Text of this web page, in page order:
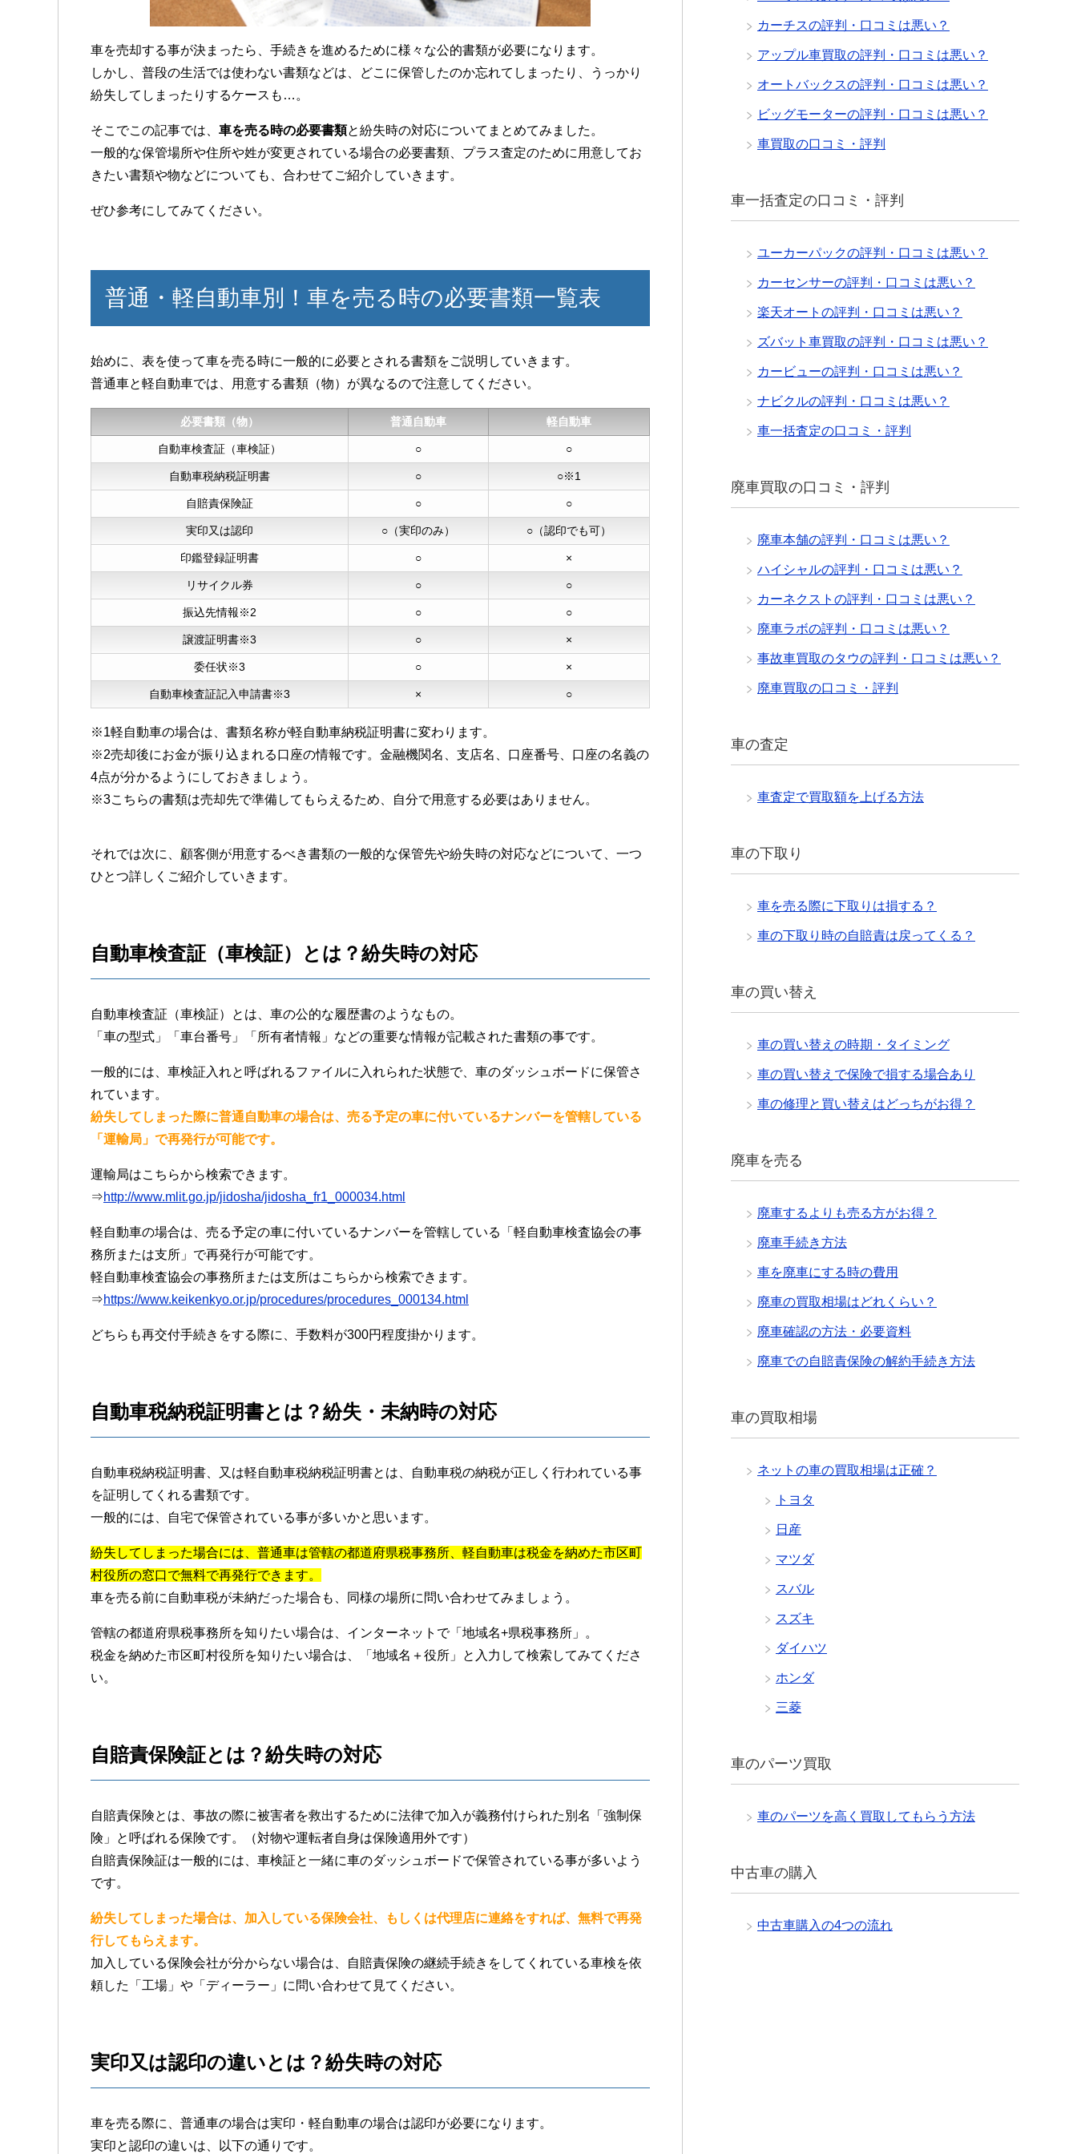
車を売却する事が決まったら、手続きを進めるために様々な公的書類が必要になります。
しかし、普段の生活では使わない書類などは、どこに保管したのか忘れてしまったり、うっかり
紛失してしまったりするケースも…。
そこでこの記事では、 車を売る時の必要書類と紛失時の対応についてまとめてみました。
一般的な保管場所や住所や姓が変更されている場合の必要書類、プラス査定のために用意してお
きたい書類や物などについても、合わせてご紹介していきます。
ぜひ参考にしてみてください。
普通・軽自動車別！車を売る時の必要書類一覧表
始めに、表を使って車を売る時に一般的に必要とされる書類をご説明していきます。
普通車と軽自動車では、用意する書類（物）が異なるので注意してください。
必要書類（物） 普通自動車 軽自動車
自動車検査証（車検証） ○ ○
自動車税納税証明書 ○ ○※1
自賠責保険証 ○ ○
実印又は認印 ○（実印のみ） ○（認印でも可）
印鑑登録証明書 ○ ×
リサイクル券 ○ ○
振込先情報※2 ○ ○
譲渡証明書※3 ○ ×
委任状※3 ○ ×
自動車検査証記入申請書※3 × ○
※1軽自動車の場合は、書類名称が軽自動車納税証明書に変わります。
※2売却後にお金が振り込まれる口座の情報です。金融機関名、支店名、口座番号、口座の名義の
4点が分かるようにしておきましょう。
※3こちらの書類は売却先で準備してもらえるため、自分で用意する必要はありません。
それでは次に、顧客側が用意するべき書類の一般的な保管先や紛失時の対応などについて、一つ
ひとつ詳しくご紹介していきます。
自動車検査証（車検証）とは？紛失時の対応
自動車検査証（車検証）とは、車の公的な履歴書のようなもの。
「車の型式」「車台番号」「所有者情報」などの重要な情報が記載された書類の事です。
一般的には、車検証入れと呼ばれるファイルに入れられた状態で、車のダッシュボードに保管さ
れています。
紛失してしまった際に普通自動車の場合は、売る予定の車に付いているナンバーを管轄している
「運輸局」で再発行が可能です。
運輸局はこちらから検索できます。
⇒http://www.mlit.go.jp/jidosha/jidosha_fr1_000034.html
軽自動車の場合は、売る予定の車に付いているナンバーを管轄している「軽自動車検査協会の事
務所または支所」で再発行が可能です。
軽自動車検査協会の事務所または支所はこちらから検索できます。
⇒https://www.keikenkyo.or.jp/procedures/procedures_000134.html
どちらも再交付手続きをする際に、手数料が300円程度掛かります。
自動車税納税証明書とは？紛失・未納時の対応
自動車税納税証明書、又は軽自動車税納税証明書とは、自動車税の納税が正しく行われている事
を証明してくれる書類です。
一般的には、自宅で保管されている事が多いかと思います。
紛失してしまった場合には、普通車は管轄の都道府県税事務所、軽自動車は税金を納めた市区町
村役所の窓口で無料で再発行できます。
車を売る前に自動車税が未納だった場合も、同様の場所に問い合わせてみましょう。
管轄の都道府県税事務所を知りたい場合は、インターネットで「地域名+県税事務所」。
税金を納めた市区町村役所を知りたい場合は、「地域名＋役所」と入力して検索してみてくださ
い。
自賠責保険証とは？紛失時の対応
自賠責保険とは、事故の際に被害者を救出するために法律で加入が義務付けられた別名「強制保
険」と呼ばれる保険です。（対物や運転者自身は保険適用外です）
自賠責保険証は一般的には、車検証と一緒に車のダッシュボードで保管されている事が多いよう
です。
紛失してしまった場合は、加入している保険会社、もしくは代理店に連絡をすれば、無料で再発
行してもらえます。
加入している保険会社が分からない場合は、自賠責保険の継続手続きをしてくれている車検を依
頼した「工場」や「ディーラー」に問い合わせて見てください。
実印又は認印の違いとは？紛失時の対応
車を売る際に、普通車の場合は実印・軽自動車の場合は認印が必要になります。
実印と認印の違いは、以下の通りです。
カーチスの評判・口コミは悪い？
アップル車買取の評判・口コミは悪い？
オートバックスの評判・口コミは悪い？
ビッグモーターの評判・口コミは悪い？
車買取の口コミ・評判
車一括査定の口コミ・評判
ユーカーパックの評判・口コミは悪い？
カーセンサーの評判・口コミは悪い？
楽天オートの評判・口コミは悪い？
ズバット車買取の評判・口コミは悪い？
カービューの評判・口コミは悪い？
ナビクルの評判・口コミは悪い？
車一括査定の口コミ・評判
廃車買取の口コミ・評判
廃車本舗の評判・口コミは悪い？
ハイシャルの評判・口コミは悪い？
カーネクストの評判・口コミは悪い？
廃車ラボの評判・口コミは悪い？
事故車買取のタウの評判・口コミは悪い？
廃車買取の口コミ・評判
車の査定
車査定で買取額を上げる方法
車の下取り
車を売る際に下取りは損する？
車の下取り時の自賠責は戻ってくる？
車の買い替え
車の買い替えの時期・タイミング
車の買い替えで保険で損する場合あり
車の修理と買い替えはどっちがお得？
廃車を売る
廃車するよりも売る方がお得？
廃車手続き方法
車を廃車にする時の費用
廃車の買取相場はどれくらい？
廃車確認の方法・必要資料
廃車での自賠責保険の解約手続き方法
車の買取相場
ネットの車の買取相場は正確？
トヨタ
日産
マツダ
スバル
スズキ
ダイハツ
ホンダ
三菱
車のパーツ買取
車のパーツを高く買取してもらう方法
中古車の購入
中古車購入の4つの流れ